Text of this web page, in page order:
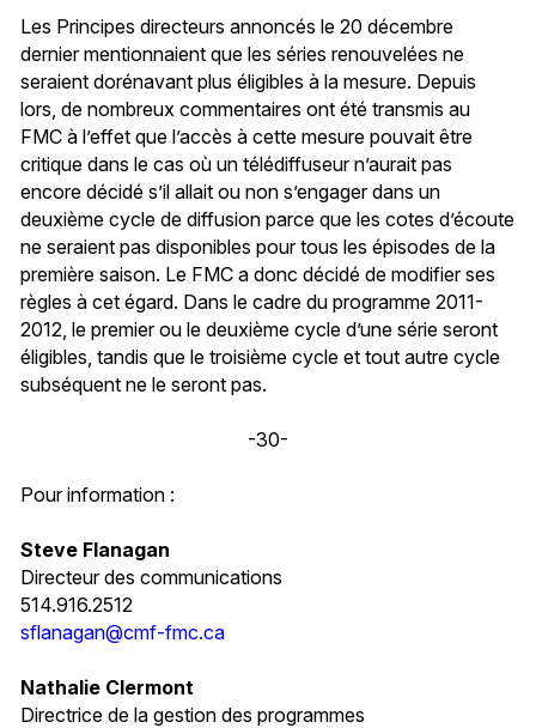
Les Principes directeurs annoncés le 20 décembre
dernier mentionnaient que les séries renouvelées ne
seraient dorénavant plus éligibles à la mesure. Depuis
lors, de nombreux commentaires ont été transmis au
FMC à l’effet que l’accès à cette mesure pouvait être
critique dans le cas où un télédiffuseur n’aurait pas
encore décidé s’il allait ou non s’engager dans un
deuxième cycle de diffusion parce que les cotes d’écoute
ne seraient pas disponibles pour tous les épisodes de la
première saison. Le FMC a donc décidé de modifier ses
règles à cet égard. Dans le cadre du programme 2011-
2012, le premier ou le deuxième cycle d’une série seront
éligibles, tandis que le troisième cycle et tout autre cycle
subséquent ne le seront pas.
-30-
Pour information :
Steve Flanagan
Directeur des communications
514.916.2512
sflanagan@cmf-fmc.ca
Nathalie Clermont
Directrice de la gestion des programmes